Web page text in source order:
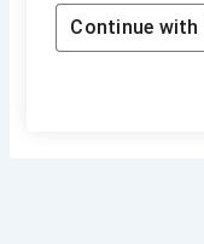
Continue with